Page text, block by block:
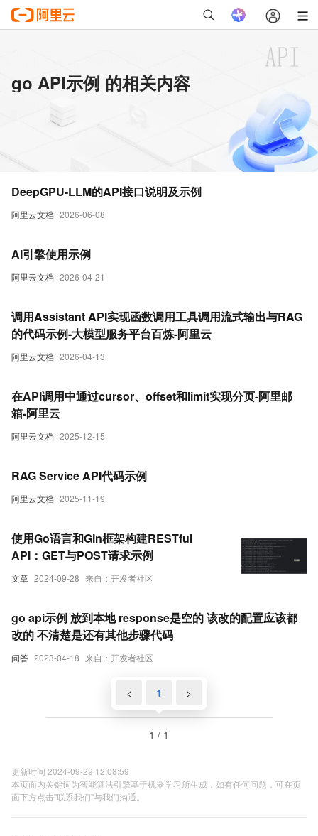
go API示例 的相关内容
阿里云文档 2026-06-08
DeepGPU-LLM的API接口说明及示例
阿里云文档 2026-04-21
AI引擎使用示例
阿里云文档 2026-04-13
调用Assistant API实现函数调用工具调用流式输出与RAG
的代码示例-大模型服务平台百炼-阿里云
阿里云文档 2025-12-15
在API调用中通过cursor、offset和limit实现分页-阿里邮
箱-阿里云
阿里云文档 2025-11-19
RAG Service API代码示例
文章 2024-09-28 来自：开发者社区
使用Go语言和Gin框架构建RESTful
API：GET与POST请求示例
问答 2023-04-18 来自：开发者社区
go api示例 放到本地 response是空的 该改的配置应该都
改的 不清楚是还有其他步骤代码
< 1 >
1 / 1
更新时间 2024-09-29 12:08:59
本页面内关键词为智能算法引擎基于机器学习所生成，如有任何问题，可在页
面下方点击"联系我们"与我们沟通。